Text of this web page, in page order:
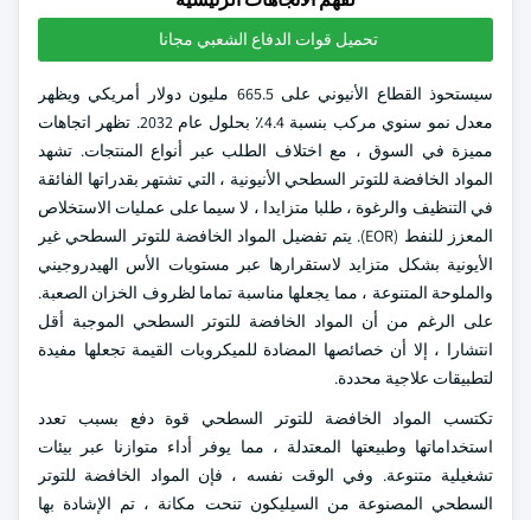
تحميل قوات الدفاع الشعبي مجانا
سيستحوذ القطاع الأنيوني على 665.5 مليون دولار أمريكي ويظهر
معدل نمو سنوي مركب بنسبة 4.4٪ بحلول عام 2032. تظهر اتجاهات
مميزة في السوق ، مع اختلاف الطلب عبر أنواع المنتجات. تشهد
المواد الخافضة للتوتر السطحي الأنيونية ، التي تشتهر بقدراتها الفائقة
في التنظيف والرغوة ، طلبا متزايدا ، لا سيما على عمليات الاستخلاص
المعزز للنفط (EOR). يتم تفضيل المواد الخافضة للتوتر السطحي غير
الأيونية بشكل متزايد لاستقرارها عبر مستويات الأس الهيدروجيني
والملوحة المتنوعة ، مما يجعلها مناسبة تماما لظروف الخزان الصعبة.
على الرغم من أن المواد الخافضة للتوتر السطحي الموجبة أقل
انتشارا ، إلا أن خصائصها المضادة للميكروبات القيمة تجعلها مفيدة
لتطبيقات علاجية محددة.
تكتسب المواد الخافضة للتوتر السطحي قوة دفع بسبب تعدد
استخداماتها وطبيعتها المعتدلة ، مما يوفر أداء متوازنا عبر بيئات
تشغيلية متنوعة. وفي الوقت نفسه ، فإن المواد الخافضة للتوتر
السطحي المصنوعة من السيليكون تنحت مكانة ، تم الإشادة بها